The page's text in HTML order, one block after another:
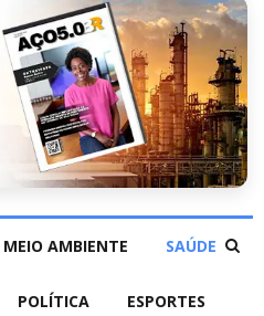
MEIO AMBIENTE SAÚDE
POLÍTICA ESPORTES